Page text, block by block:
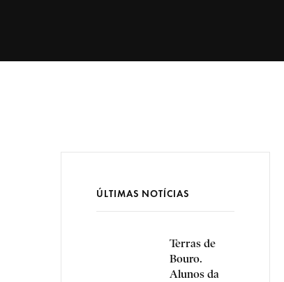
ÚLTIMAS NOTÍCIAS
Terras de
Bouro.
Alunos da